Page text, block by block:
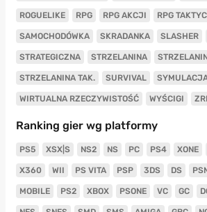
ROGUELIKE RPG RPG AKCJI RPG
SAMOCHODÓWKA SKRADANKA SLASHER
STRATEGICZNA STRZELANINA
STRZELANINA TAK. SURVIVAL
WIRTUALNA RZECZYWISTOŚĆ WYŚCIGI
Ranking gier wg platformy
PS5 XSX|S NS2 NS PC PS4 XONE
X360 WII PS VITA PSP 3DS DS
MOBILE PS2 XBOX PSONE VC GC